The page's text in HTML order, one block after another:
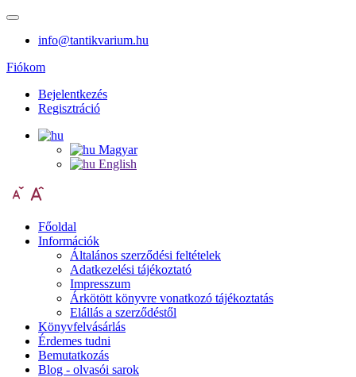
info@tantikvarium.hu
Fiókom
Bejelentkezés
Regisztráció
Magyar
English
Főoldal
Információk
Általános szerződési feltételek
Adatkezelési tájékoztató
Impresszum
Árkötött könyvre vonatkozó tájékoztatás
Elállás a szerződéstől
Könyvfelvásárlás
Érdemes tudni
Bemutatkozás
Blog - olvasói sarok